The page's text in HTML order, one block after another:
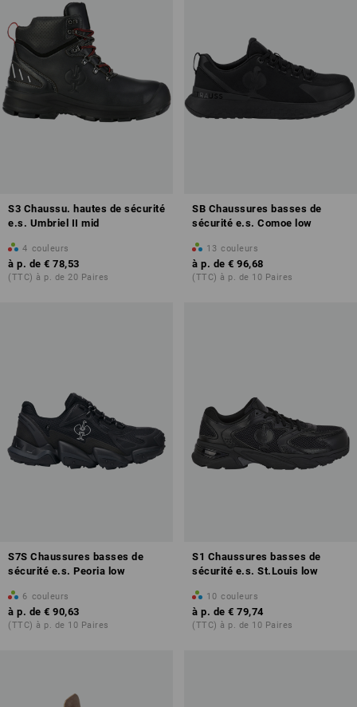
S3 Chaussu. hautes de sécurité
e.s. Umbriel II mid
4 couleurs
à p. de € 78,53
(TTC) à p. de 20 Paires
SB Chaussures basses de
sécurité e.s. Comoe low
13 couleurs
à p. de € 96,68
(TTC) à p. de 10 Paires
S7S Chaussures basses de
sécurité e.s. Peoria low
6 couleurs
à p. de € 90,63
(TTC) à p. de 10 Paires
S1 Chaussures basses de
sécurité e.s. St.Louis low
10 couleurs
à p. de € 79,74
(TTC) à p. de 10 Paires